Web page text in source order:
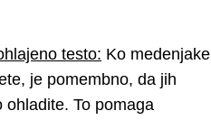
testo: Ko medenjake
je pomembno, da jih
ohladite. To pomaga